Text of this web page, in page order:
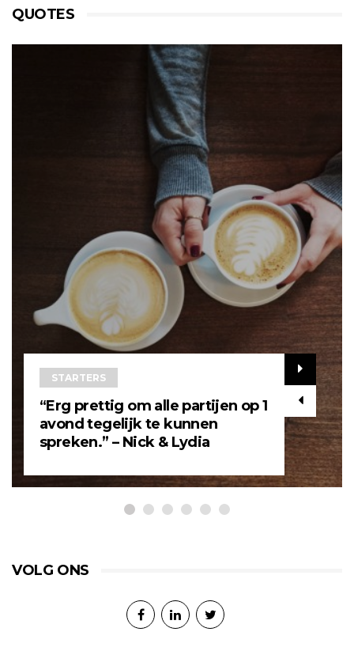
QUOTES
STARTERS
“Erg prettig om alle partijen op 1
avond tegelijk te kunnen
spreken.” – Nick & Lydia
VOLG ONS